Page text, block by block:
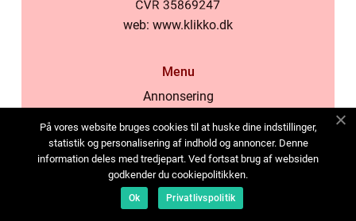
web: www.klikko.dk
Menu
Annonsering
Cookies
Kontakta oss
Sitemap
På vores website bruges cookies til at huske dine indstillinger,
statistik og personalisering af indhold og annoncer. Denne
information deles med tredjepart. Ved fortsat brug af websiden
godkender du cookiepolitikken.
Ok Privatlivspolitik